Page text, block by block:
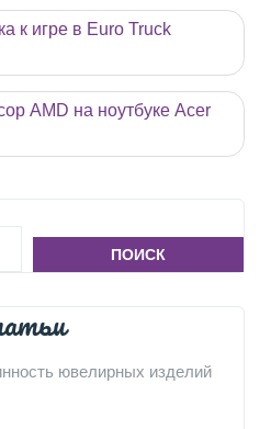
к игре в Euro Truck
AMD на ноутбуке Acer
ПОИСК
ювелирных изделий